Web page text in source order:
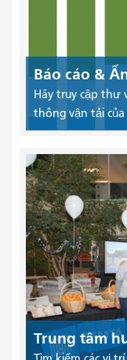
Báo cáo &
Hãy truy cập thư
thông vận tải
Trung tâm